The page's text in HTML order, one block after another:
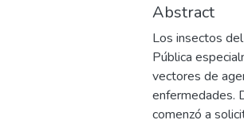
Abstract
Los insectos
Pública
vectores de
enfermedades.
comenzó a